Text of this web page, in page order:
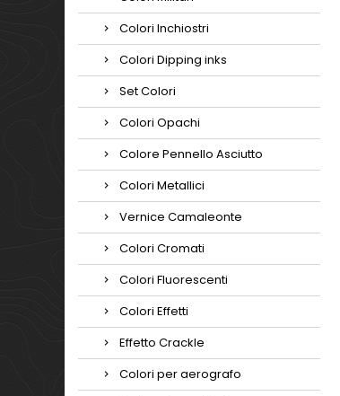
Colori Inchiostri
Colori Dipping inks
Set Colori
Colori Opachi
Colore Pennello Asciutto
Colori Metallici
Vernice Camaleonte
Colori Cromati
Colori Fluorescenti
Colori Effetti
Effetto Crackle
Colori per aerografo